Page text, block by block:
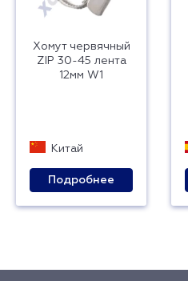
Хомут червячный
ZIP 30-45 лента
12мм W1
Китай
Подробнее